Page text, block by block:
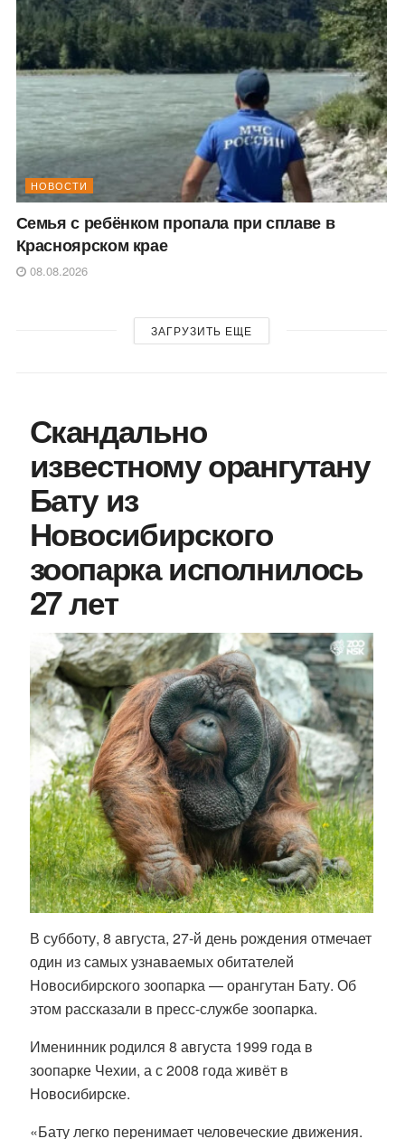
НОВОСТИ
Семья с ребёнком пропала при сплаве в
Красноярском крае
08.08.2026
ЗАГРУЗИТЬ ЕЩЕ
Скандально
известному орангутану
Бату из
Новосибирского
зоопарка исполнилось
27 лет
В субботу, 8 августа, 27-й день рождения отмечает
один из самых узнаваемых обитателей
Новосибирского зоопарка — орангутан Бату. Об
этом рассказали в пресс-службе зоопарка.
Именинник родился 8 августа 1999 года в
зоопарке Чехии, а с 2008 года живёт в
Новосибирске.
«Бату легко перенимает человеческие движения.